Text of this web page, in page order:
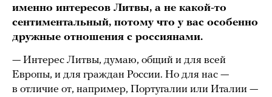
именно интересов Литвы, а не какой-то
сентиментальный, потому что у вас особенно
дружные отношения с россиянами.
— Интерес Литвы, думаю, общий и для всей
Европы, и для граждан России. Но для нас —
в отличие от, например, Португалии или Италии —